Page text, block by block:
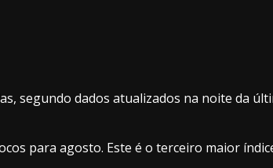
segundo dados atualizados na noite da
para agosto. Este é o terceiro maior